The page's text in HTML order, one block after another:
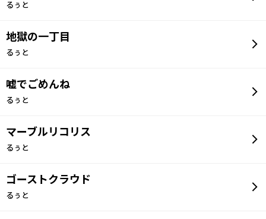
るぅと
地獄の一丁目
るぅと
嘘でごめんね
るぅと
マーブルリコリス
るぅと
ゴーストクラウド
るぅと